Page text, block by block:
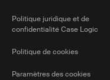
Politique juridique et de
confidentialité Case Logic
Politique de cookies
Paramètres des cookies